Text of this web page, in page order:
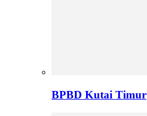
BPBD Kutai Timur